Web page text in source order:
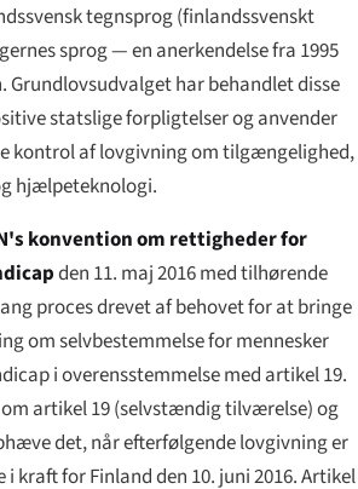
tegnsprog (finlandssvenskt
sprog — en anerkendelse fra 1995
Grundlovsudvalget har behandlet disse
statslige forpligtelser og anvender
kontrol af lovgivning om tilgængelighed,
hjælpeteknologi.
konvention om rettigheder for
den 11. maj 2016 med tilhørende
proces drevet af behovet for at bringe
om selvbestemmelse for mennesker
i overensstemmelse med artikel 19.
artikel 19 (selvstændig tilværelse) og
det, når efterfølgende lovgivning er
kraft for Finland den 10. juni 2016. Artikel